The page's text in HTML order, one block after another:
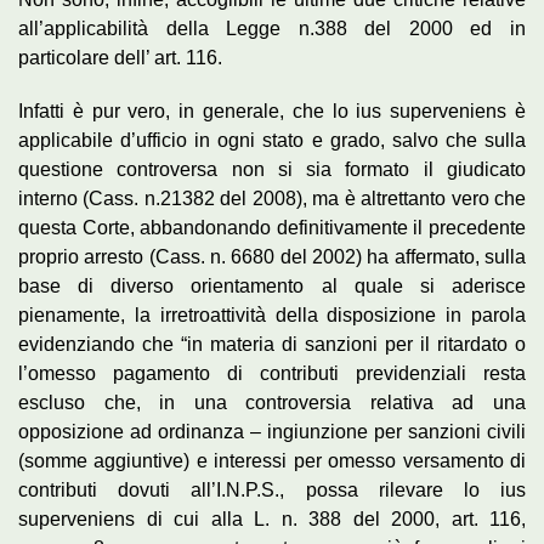
all’applicabilità della Legge n.388 del 2000 ed in
particolare dell’ art. 116.
Infatti è pur vero, in generale, che lo ius superveniens è
applicabile d’ufficio in ogni stato e grado, salvo che sulla
questione controversa non si sia formato il giudicato
interno (Cass. n.21382 del 2008), ma è altrettanto vero che
questa Corte, abbandonando definitivamente il precedente
proprio arresto (Cass. n. 6680 del 2002) ha affermato, sulla
base di diverso orientamento al quale si aderisce
pienamente, la irretroattività della disposizione in parola
evidenziando che “in materia di sanzioni per il ritardato o
l’omesso pagamento di contributi previdenziali resta
escluso che, in una controversia relativa ad una
opposizione ad ordinanza – ingiunzione per sanzioni civili
(somme aggiuntive) e interessi per omesso versamento di
contributi dovuti all’I.N.P.S., possa rilevare lo ius
superveniens di cui alla L. n. 388 del 2000, art. 116,